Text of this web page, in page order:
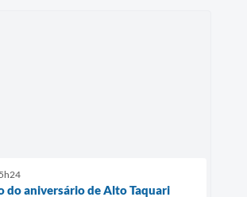
do aniversário de Alto Taquari